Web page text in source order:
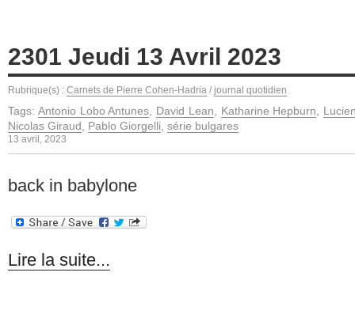
2301 Jeudi 13 Avril 2023
Rubrique(s) : Carnets de Pierre Cohen-Hadria / journal quotidien
Tags: Antonio Lobo Antunes David Lean Katharine Hepburn
Nicolas Giraud
Pablo Giorgelli série bulgares
13 avril, 2023
back in babylone
Lire la suite...